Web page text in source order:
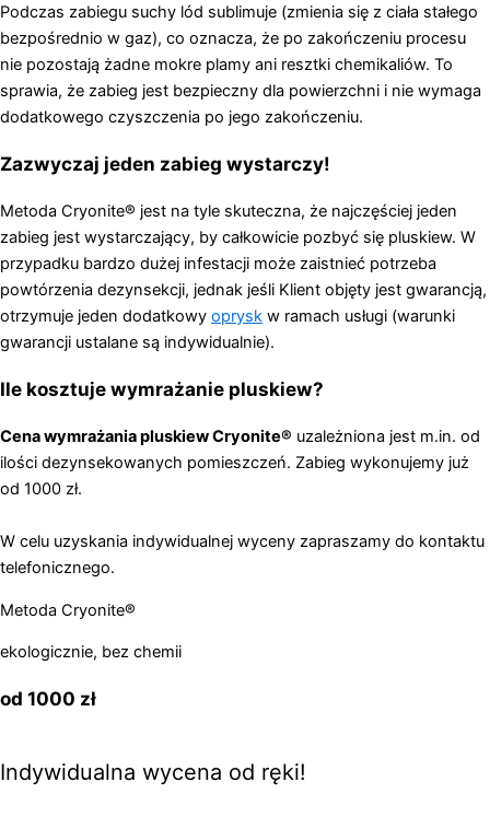
Podczas zabiegu suchy lód sublimuje (zmienia się z ciała stałego
bezpośrednio w gaz), co oznacza, że po zakończeniu procesu
nie pozostają żadne mokre plamy ani resztki chemikaliów. To
sprawia, że zabieg jest bezpieczny dla powierzchni i nie wymaga
dodatkowego czyszczenia po jego zakończeniu.
Zazwyczaj jeden zabieg wystarczy!
Metoda Cryonite® jest na tyle skuteczna, że najczęściej jeden
zabieg jest wystarczający, by całkowicie pozbyć się pluskiew. W
przypadku bardzo dużej infestacji może zaistnieć potrzeba
powtórzenia dezynsekcji, jednak jeśli Klient objęty jest gwarancją,
otrzymuje jeden dodatkowy oprysk w ramach usługi (warunki
gwarancji ustalane są indywidualnie).
Ile kosztuje wymrażanie pluskiew?
Cena wymrażania pluskiew Cryonite® uzależniona jest m.in. od
ilości dezynsekowanych pomieszczeń. Zabieg wykonujemy już
od 1000 zł.
W celu uzyskania indywidualnej wyceny zapraszamy do kontaktu
telefonicznego.
Metoda Cryonite®
ekologicznie, bez chemii
od 1000 zł
Indywidualna wycena od ręki!